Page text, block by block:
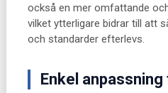
också en mer omfattande
vilket ytterligare bidrar till att
och standarder efterlevs.
Enkel